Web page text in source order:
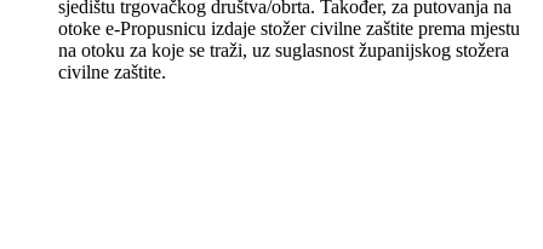
sjedištu trgovačkog društva/obrta. Također, za putovanja na
otoke e-Propusnicu izdaje stožer civilne zaštite prema mjestu
na otoku za koje se traži, uz suglasnost županijskog stožera
civilne zaštite.